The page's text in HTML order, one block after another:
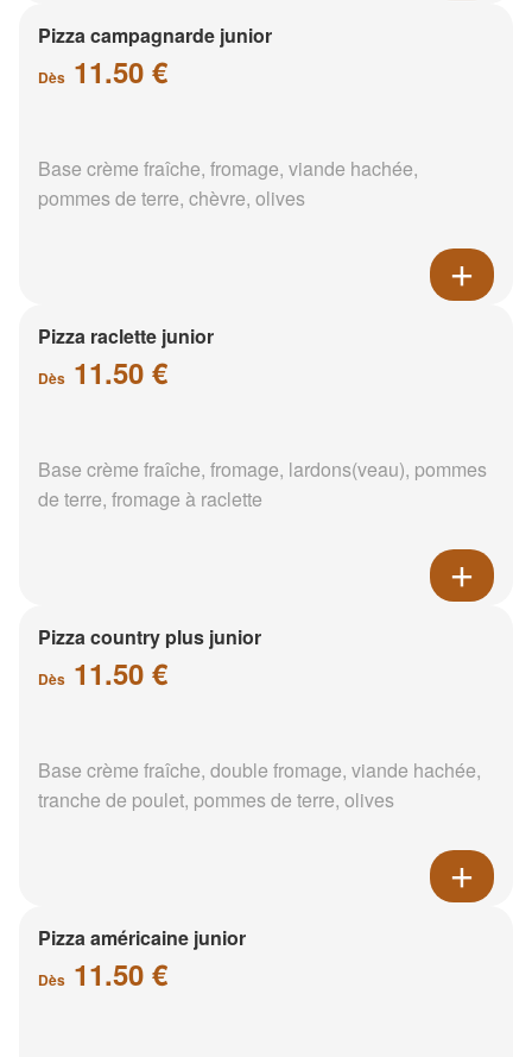
Pizza campagnarde junior
Dès 11.50 €
Base crème fraîche, fromage, viande hachée,
pommes de terre, chèvre, olives
Pizza raclette junior
Dès 11.50 €
Base crème fraîche, fromage, lardons(veau), pommes
de terre, fromage à raclette
Pizza country plus junior
Dès 11.50 €
Base crème fraîche, double fromage, viande hachée,
tranche de poulet, pommes de terre, olives
Pizza américaine junior
Dès 11.50 €